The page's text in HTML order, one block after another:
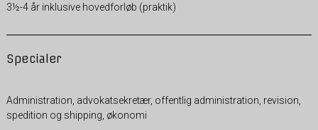
3½-4 år inklusive hovedforløb (praktik)
Specialer
Administration, advokatsekretær, offentlig administration, revision,
spedition og shipping, økonomi